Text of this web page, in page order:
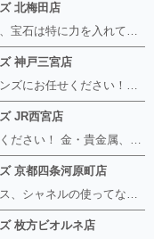
北梅田店
ブランド品の高価買取！！時計、金、宝石は特に力を入れています！ ルイヴィトン、シャネル、ロレックス、エルメスはもちろん、グッチ、プラダ、セリーヌ、フェンディなどなど、 その他ブランド食器、銀シルバー製品、美容機器、脱毛器、スマホなど幅広く取り扱っているので まずは無料査定にお越しください！ 手数料は全て無料！全国対応の宅配買取も行っておりますのでお気軽にご連絡下さい！
神戸三宮店
ブランド品の高価買取はブランドハンズにお任せください！！ 高騰し続けている金・貴金属はもちろん、ルイヴィトン、エルメス、シャネル、ロレックスは特に力を入れております。 その他ブランド食器、銀シルバー製品、美容機器、脱毛器、スマホなど幅広く取り扱っております！ 鑑定士は経験豊富で親切丁寧な対応を心がけております。 鑑定書がないものでもしっかり見させて頂きます。
JR西宮店
高価買取はブランドハンズにお任せください！ 金・貴金属、ルイヴィトン、エルメス、シャネル、ロレックスは特に力を入れておりますが、 他店で断られたボロボロになったバッグや財布、壊れたブランド品、時計、千切れた貴金属もお買取り可能です。 経験豊富な鑑定士が宝石やダイヤモンドの鑑定書がないものでもしっかり見させて頂きます。 その他ブランド食器、銀シルバー製品、美容機器、脱毛器、スマホなど幅広く取り扱っております！ 是非お気軽にお越しください。
京都四条河原町店
高価買取！！ルイヴィトン、エルメス、シャネルの使ってないものなど ブランドハンズならボロボロでも構いません。 他店に断られたものも当店ならお買取り可能です！ ロレックスやフェンディ、グッチも大歓迎です！ ブランド品や貴金属、時計、宝石、ダイヤモンドは特に高価買取ですのでお査定だけでもお待ちしております。
枚方ビオルネ店